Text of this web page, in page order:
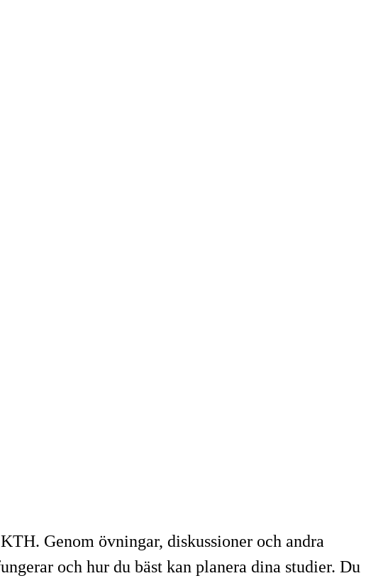
Genom övningar, diskussioner och andra
och hur du bäst kan planera dina studier. Du